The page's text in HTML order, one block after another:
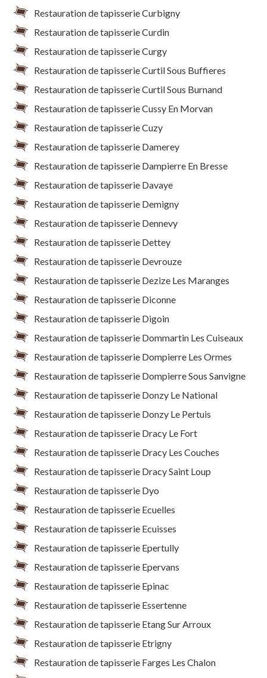
Restauration de tapisserie Curbigny
Restauration de tapisserie Curdin
Restauration de tapisserie Curgy
Restauration de tapisserie Curtil Sous Buffieres
Restauration de tapisserie Curtil Sous Burnand
Restauration de tapisserie Cussy En Morvan
Restauration de tapisserie Cuzy
Restauration de tapisserie Damerey
Restauration de tapisserie Dampierre En Bresse
Restauration de tapisserie Davaye
Restauration de tapisserie Demigny
Restauration de tapisserie Dennevy
Restauration de tapisserie Dettey
Restauration de tapisserie Devrouze
Restauration de tapisserie Dezize Les Maranges
Restauration de tapisserie Diconne
Restauration de tapisserie Digoin
Restauration de tapisserie Dommartin Les Cuiseaux
Restauration de tapisserie Dompierre Les Ormes
Restauration de tapisserie Dompierre Sous Sanvigne
Restauration de tapisserie Donzy Le National
Restauration de tapisserie Donzy Le Pertuis
Restauration de tapisserie Dracy Le Fort
Restauration de tapisserie Dracy Les Couches
Restauration de tapisserie Dracy Saint Loup
Restauration de tapisserie Dyo
Restauration de tapisserie Ecuelles
Restauration de tapisserie Ecuisses
Restauration de tapisserie Epertully
Restauration de tapisserie Epervans
Restauration de tapisserie Epinac
Restauration de tapisserie Essertenne
Restauration de tapisserie Etang Sur Arroux
Restauration de tapisserie Etrigny
Restauration de tapisserie Farges Les Chalon